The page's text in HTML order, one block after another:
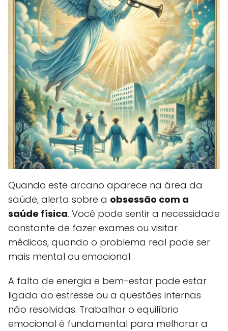
Quando este arcano aparece na área da
saúde, alerta sobre a obsessão com a
saúde física. Você pode sentir a necessidade
constante de fazer exames ou visitar
médicos, quando o problema real pode ser
mais mental ou emocional.
A falta de energia e bem-estar pode estar
ligada ao estresse ou a questões internas
não resolvidas. Trabalhar o equilíbrio
emocional é fundamental para melhorar a